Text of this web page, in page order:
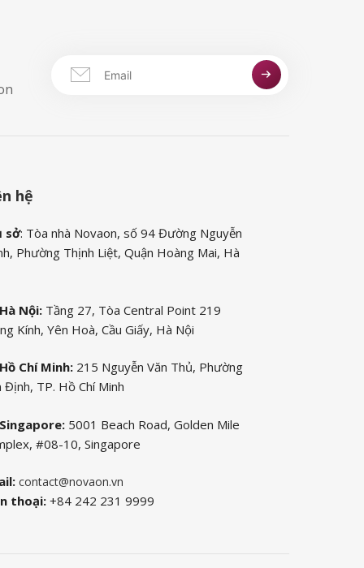
hệ
sở: Tòa nhà Novaon, số 94 Đường Nguyễn
Phường Thịnh Liệt, Quận Hoàng Mai, Hà
Nội:Tầng 27, Tòa Central Point 219
Kính, Yên Hoà, Cầu Giấy, Hà Nội
Chí Minh: 215 Nguyễn Văn Thủ, Phường
Định, TP. Hồ Chí Minh
5001 Beach Road, Golden Mile
#08-10, Singapore
contact@novaon.vn
thoại:+84 242 231 9999